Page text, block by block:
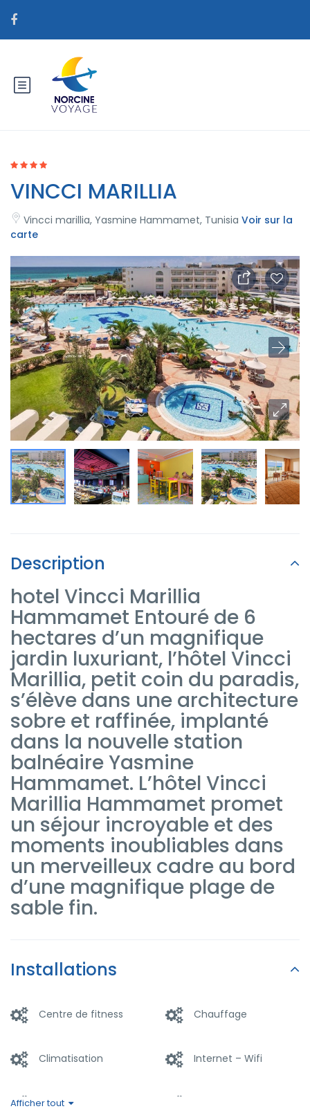
VINCCI MARILLIA
Vincci marillia, Yasmine Hammamet, Tunisia Voir sur la
carte
Description
hotel Vincci Marillia
Hammamet Entouré de 6
hectares d’un magnifique
jardin luxuriant, l’hôtel Vincci
Marillia, petit coin du paradis,
s’élève dans une architecture
sobre et raffinée, implanté
dans la nouvelle station
balnéaire Yasmine
Hammamet. L’hôtel Vincci
Marillia Hammamet promet
un séjour incroyable et des
moments inoubliables dans
un merveilleux cadre au bord
d’une magnifique plage de
sable fin.
Installations
Centre de fitness Chauffage
Climatisation Internet – Wifi
Parking
Afficher tout